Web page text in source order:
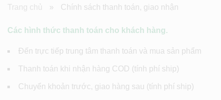
Trang chủ
» Chính sách thanh toán, giao nhận
Các hình thức thanh toán cho khách hàng.
Đến trực tiếp trung tâm thanh toán và mua sản phẩm
Thanh toán khi nhận hàng COD (tính phí ship)
Chuyển khoản trước, giao hàng sau (tính phí ship)